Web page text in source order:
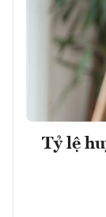
Tỷ lệ